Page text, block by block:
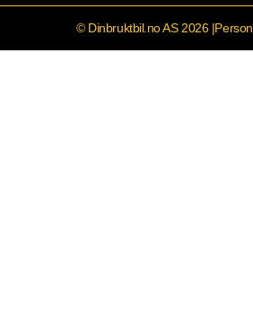
© Dinbruktbil.no AS 2026 |